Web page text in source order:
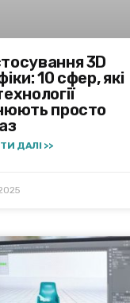
3D
10 сфер, які
просто
ДАЛІ >>